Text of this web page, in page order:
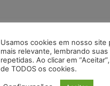
Usamos cookies em nosso site
mais relevante, lembrando
repetidas. Ao clicar em
de TODOS os cookies.